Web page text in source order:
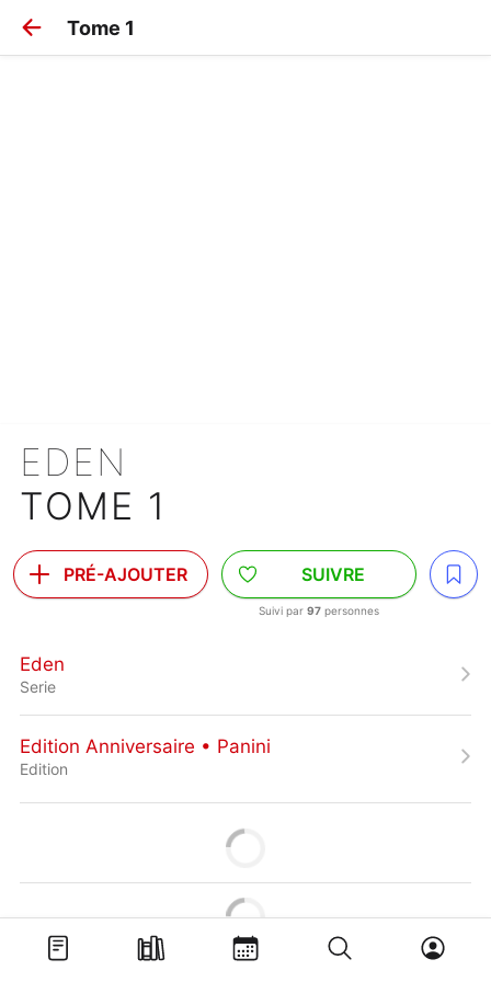
Tome 1
EDEN
TOME 1
PRÉ-AJOUTER SUIVRE
Suivi par 97 personnes
Eden
Serie
Edition Anniversaire • Panini
Edition